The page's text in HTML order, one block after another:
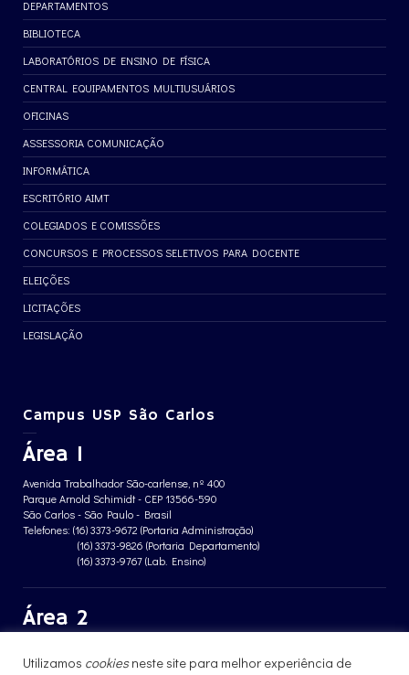
DEPARTAMENTOS
BIBLIOTECA
LABORATÓRIOS DE ENSINO DE FÍSICA
CENTRAL EQUIPAMENTOS MULTIUSUÁRIOS
OFICINAS
ASSESSORIA COMUNICAÇÃO
INFORMÁTICA
ESCRITÓRIO AIMT
COLEGIADOS E COMISSÕES
CONCURSOS E PROCESSOS SELETIVOS PARA DOCENTE
ELEIÇÕES
LICITAÇÕES
LEGISLAÇÃO
Campus USP São Carlos
Área 1
Avenida Trabalhador São-carlense, nº 400
Parque Arnold Schimidt - CEP 13566-590
São Carlos - São Paulo - Brasil
Telefones: (16) 3373-9672 (Portaria Administração)
(16) 3373-9826 (Portaria Departamento)
(16) 3373-9767 (Lab. Ensino)
Área 2
Jardim Santa Angelina - CEP 13563-120
Utilizamos cookiesneste site para melhor experiência de